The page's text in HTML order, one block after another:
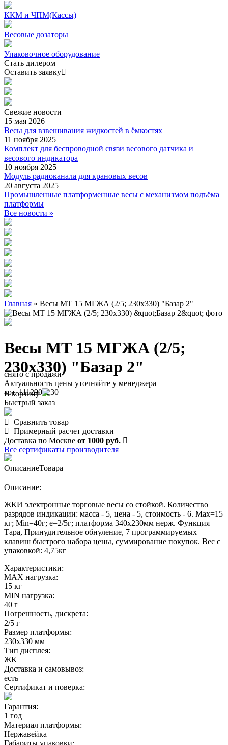
ККМ и ЧПМ(Кассы)
Весовые дозаторы
Упаковочное оборудование
Стать дилером
Оставить заявку
Свежие новости
15 мая 2026
Весы для взвешивания жидкостей в ёмкостях
11 ноября 2025
Комплект для беспроводной связи весового датчика и
весового индикатора
10 ноября 2025
Модуль радиоканала для крановых весов
20 августа 2025
Промышленные платформенные весы с механизмом подъёма
платформы
Все новости »
Главная » Весы МТ 15 МГЖА (2/5; 230х330) "Базар 2"
Весы МТ 15 МГЖА (2/5;
230х330) "Базар 2"
арт. 1112900230
снято с продажи
Актуальность цены уточняйте у менеджера
В корзину
Быстрый заказ
Сравнить товар
Примерный расчет доставки
Доставка по Москве от 1000 руб.
Все сертификаты производителя
ОписаниеТовара
Описание:
ЖКИ электронные торговые весы со стойкой. Количество
разрядов индикации: масса - 5, цена - 5, стоимость - 6. Max=15
кг; Min=40г; e=2/5г; платформа 340х230мм нерж. Функция
Тара, Принудительное обнуление, 7 программируемых
клавиш быстрого набора цены, суммирование покупок. Вес с
упаковкой: 4,75кг
Характеристики:
MAX нагрузка:
15 кг
MIN нагрузка:
40 г
Погрешность, дискрета:
2/5 г
Размер платформы:
230х330 мм
Тип дисплея:
ЖК
Доставка и самовывоз:
есть
Сертификат и поверка:
Гарантия:
1 год
Материал платформы:
Нержавейка
Габариты упаковки: